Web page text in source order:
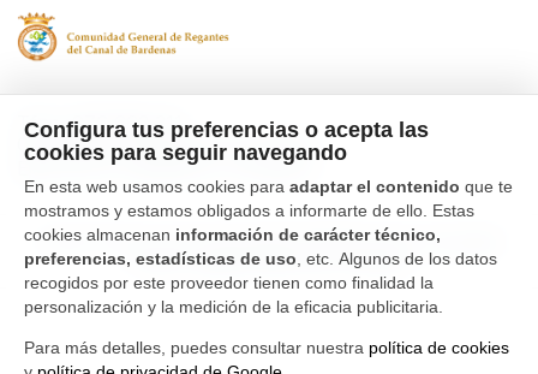
Configura tus preferencias o acepta las
cookies para seguir navegando
En esta web usamos cookies para adaptar el contenido que te
mostramos y estamos obligados a informarte de ello. Estas
cookies almacenan información de carácter técnico,
preferencias, estadísticas de uso , etc. Algunos de los datos
recogidos por este proveedor tienen como finalidad la
personalización y la medición de la eficacia publicitaria.
Para más detalles, puedes consultar nuestra política de cookies
Tfno. 976 662 311
Ctra Gallur-Sangüesa s/n 50600
Ejea de los Caballeros, Zaragoza
Canal Interno de InformaciónPolítica de privacidad
Aviso Legal Política de cookies